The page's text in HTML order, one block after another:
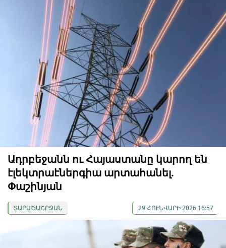
Ադրբեջանն ու Հայաստանը կարող են
էլեկտրաէներգիա արտահանել.
Փաշինյան
ՏԱՐԱԾԱՇՐՋԱՆ 29 ՀՈՒՆՎԱՐԻ 2026 16:57